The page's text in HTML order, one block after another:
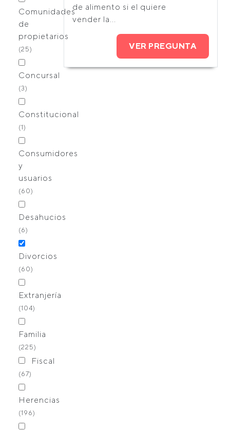
Comunidades
de
propietarios
(25)
Concursal
(3)
Constitucional
(1)
Consumidores
y
usuarios
(60)
Desahucios
(6)
Divorcios
(60)
Extranjería
(104)
Familia
(225)
Fiscal
(67)
Herencias
(196)
de alimento si el quiere
vender la...
VER PREGUNTA